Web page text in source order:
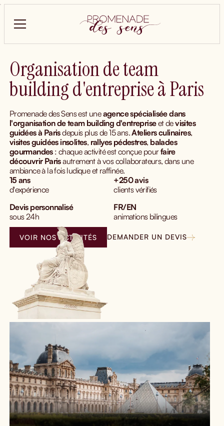
Organisation de team
building d'entreprise à Paris
Promenade des Sens est uneagence spécialisée dans
l'organisation de team building d'entrepriseet devisites
guidéesà Parisdepuis plus de 15 ans.Ateliers culinaires,
visites guidées insolites, rallyes pédestres, balades
gourmandes: chaque activité est conçue pourfaire
découvrir Parisautrement à vos collaborateurs, dans une
ambiance à la fois ludique et raffinée.
15 ans
d'expérience
+250 avis
clients vérifiés
Devis personnalisé
sous 24h
FR/EN
animations bilingues
VOIR NOS ACTIVITÉS DEMANDER UN DEVIS